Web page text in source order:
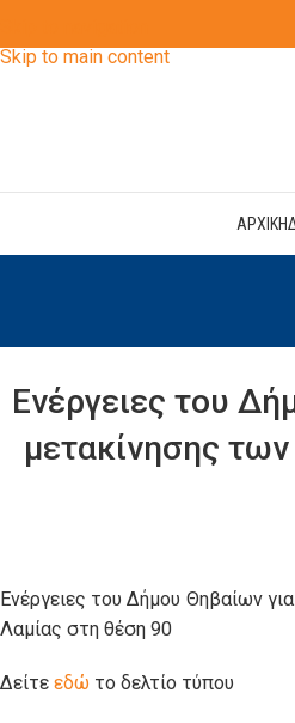
Skip to main content
ΑΡΧΙΚΗ
Ενέργειες του
μετακίνησης
Ενέργειες του Δήμου Θηβαίων
Λαμίας στη θέση 90
Δείτε εδώ το δελτίο τύπου